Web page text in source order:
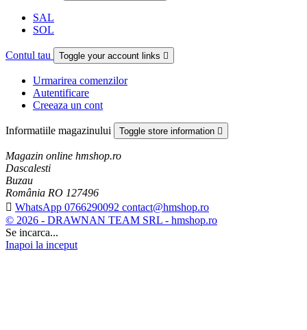
SAL
SOL
Contul tau Toggle your account links 
Urmarirea comenzilor
Autentificare
Creeaza un cont
Informatiile magazinului Toggle store information 
Magazin online hmshop.ro
Dascalesti
Buzau
România RO 127496
 WhatsApp 0766290092 contact@hmshop.ro
© 2026 - DRAWNAN TEAM SRL - hmshop.ro
Se incarca...
Inapoi la inceput